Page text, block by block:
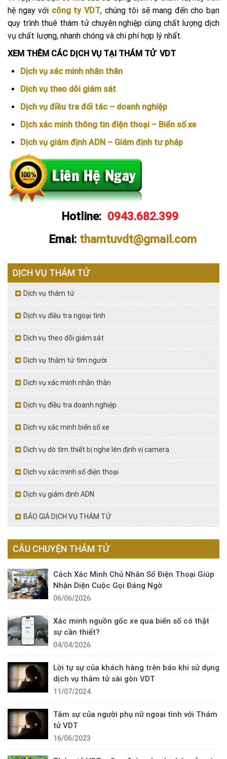
hệ ngay với công ty VDT, chúng tôi sẽ mang đến cho bạn
quy trình thuê thám tử chuyên nghiệp cùng chất lượng dịch
vụ chất lượng, nhanh chóng và chi phí hợp lý nhất.
XEM THÊM CÁC DỊCH VỤ TẠI THÁM TỬ VDT
Dịch vụ xác minh nhân thân
Dịch vụ theo dõi giám sát
Dịch vụ điều tra đối tác – doanh nghiệp
Dịch xác minh thông tin điện thoại – Biển số xe
Dịch vụ giám định ADN – Giám định tư pháp
Hotline: 0943.682.399
Emai: thamtuvdt@gmail.com
DỊCH VỤ THÁM TỬ
Dịch vụ thám tử
Dịch vụ điều tra ngoại tình
Dịch vụ theo dõi giám sát
Dịch vụ thám tử tìm người
Dịch vụ xác minh nhân thân
Dịch vụ điều tra doanh nghiệp
Dịch vụ xác minh biển số xe
Dịch vụ dò tìm thiết bị nghe lén định vị camera
Dịch vụ xác minh số điện thoại
Dịch vụ giám định ADN
BÁO GIÁ DỊCH VỤ THÁM TỬ
CÂU CHUYỆN THÁM TỬ
Cách Xác Minh Chủ Nhân Số Điện Thoại Giúp
Nhận Diện Cuộc Gọi Đáng Ngờ
06/06/2026
Xác minh nguồn gốc xe qua biển số có thật
sự cần thiết?
04/04/2026
Lời tự sự của khách hàng trên báo khi sử dụng
dịch vụ thám tử sài gòn VDT
11/07/2024
Tâm sự của người phụ nữ ngoại tình với Thám
tử VDT
16/06/2023